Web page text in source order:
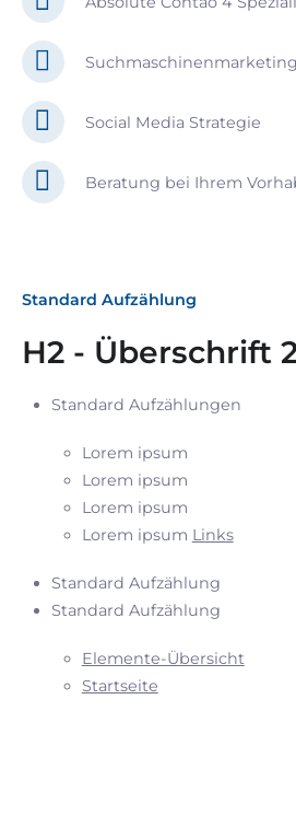
Social Media Strategie
Beratung bei Ihrem
Standard Aufzählung
H2 - Überschrift
Standard Aufzählungen
Lorem ipsum
Lorem ipsum
Lorem ipsum
Lorem ipsum Links
Standard Aufzählung
Standard Aufzählung
Elemente-Übersicht
Startseite